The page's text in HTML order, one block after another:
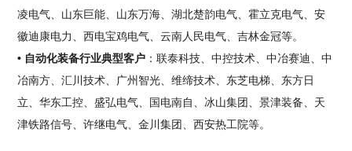
凌电气、山东巨能、山东万海、湖北楚韵电气、霍立克电气、安
徽迪康电力、西电宝鸡电气、云南人民电气、吉林金冠等。
• 自动化装备行业典型客户 ：联泰科技、中控技术、中冶赛迪、中
冶南方、汇川技术、广州智光、维缔技术、东芝电梯、东方日
立、华东工控、盛弘电气、国电南自、冰山集团、景津装备、天
津铁路信号、许继电气、金川集团、西安热工院等。